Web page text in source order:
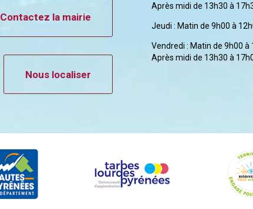
Contactez la mairie
Nous localiser
Après midi de 13h30 à
Jeudi : Matin de 9h00 à
Vendredi : Matin de 9h00 à
Après midi de 13h30 à